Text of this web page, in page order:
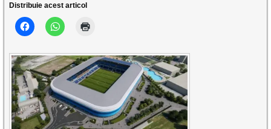
Distribuie acest articol